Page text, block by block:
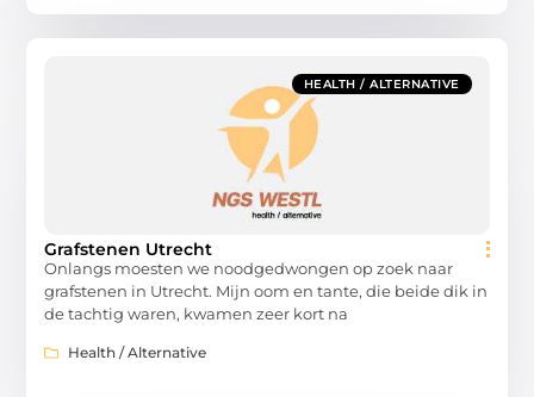
HEALTH / ALTERNATIVE
Grafstenen Utrecht
Onlangs moesten we noodgedwongen op zoek naar
grafstenen in Utrecht. Mijn oom en tante, die beide dik in
de tachtig waren, kwamen zeer kort na
Health / Alternative